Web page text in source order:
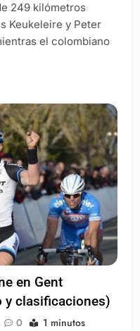
249 kilómetros
Keukeleire y Peter
el colombiano
en Gent
y clasificaciones)
0 1 minutos